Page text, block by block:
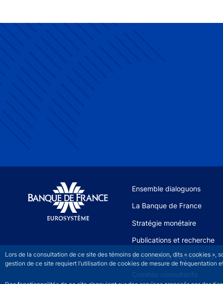
Lors de la consultation de ce site des témoins de connexion, dits « cookies
gestion de ce site requiert l’utilisation de cookies de mesure de
Site navigation
Ensemble dialoguons
La Banque de France
Stratégie monétaire
Publications et recherche
Actualités et événements
Comités consultatifs